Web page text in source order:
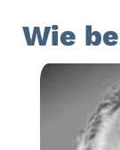
Wie